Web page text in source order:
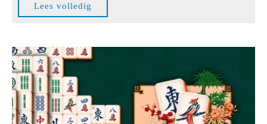
Lees volledig
volledig